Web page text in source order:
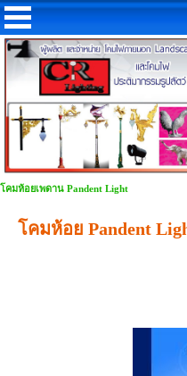
โคมห้อยเพดาน Pandent Light
โคมห้อย Pandent